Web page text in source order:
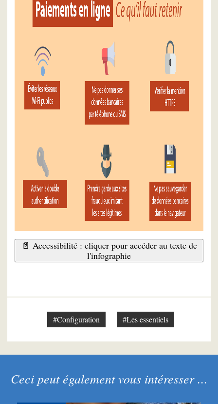
📄 Accessibilité : cliquer pour accéder au texte de
l'infographie
#Configuration #Les essentiels
Ceci peut également vous intéresser ...